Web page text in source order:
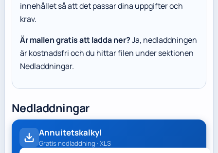
innehållet så att det passar dina uppgifter och
krav.
Är mallen gratis att ladda ner?Ja, nedladdningen
är kostnadsfri och du hittar filen under sektionen
Nedladdningar.
Nedladdningar
Annuitetskalkyl
Gratis nedladdning · XLS